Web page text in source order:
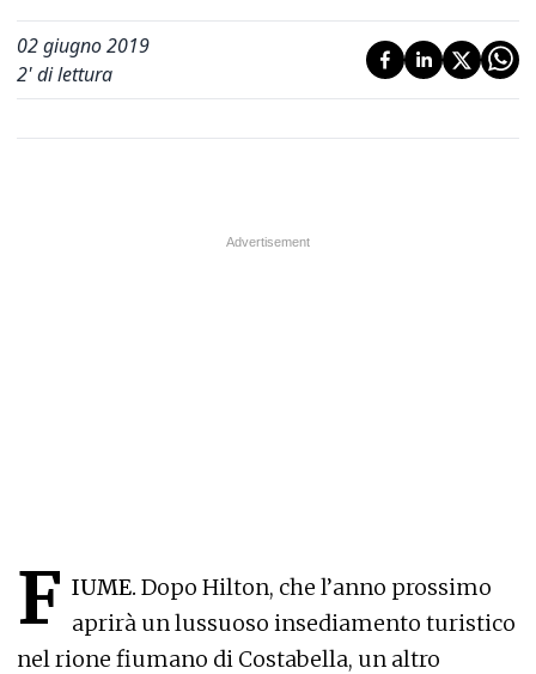
02 giugno 2019
2' di lettura
F IUME. Dopo Hilton, che l’anno prossimo
aprirà un lussuoso insediamento turistico
nel rione fiumano di Costabella, un altro